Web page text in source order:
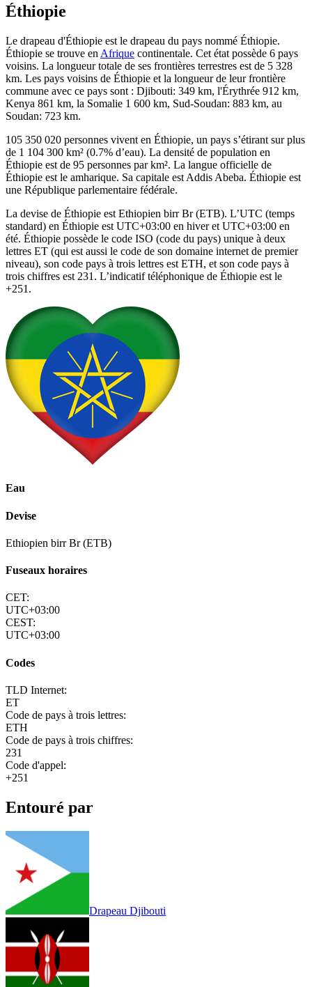
Éthiopie
Le drapeau d'Éthiopie est le drapeau du pays nommé Éthiopie.
Éthiopie se trouve en Afrique continentale. Cet état possède 6 pays
voisins. La longueur totale de ses frontières terrestres est de 5 328
km. Les pays voisins de Éthiopie et la longueur de leur frontière
commune avec ce pays sont : Djibouti: 349 km, l'Érythrée 912 km,
Kenya 861 km, la Somalie 1 600 km, Sud-Soudan: 883 km, au
Soudan: 723 km.
105 350 020 personnes vivent en Éthiopie, un pays s’étirant sur plus
de 1 104 300 km² (0.7% d’eau). La densité de population en
Éthiopie est de 95 personnes par km². La langue officielle de
Éthiopie est le amharique. Sa capitale est Addis Abeba. Éthiopie est
une République parlementaire fédérale.
La devise de Éthiopie est Ethiopien birr Br (ETB). L’UTC (temps
standard) en Éthiopie est UTC+03:00 en hiver et UTC+03:00 en
été. Éthiopie possède le code ISO (code du pays) unique à deux
lettres ET (qui est aussi le code de son domaine internet de premier
niveau), son code pays à trois lettres est ETH, et son code pays à
trois chiffres est 231. L’indicatif téléphonique de Éthiopie est le
+251.
Eau
Devise
Ethiopien birr Br (ETB)
Fuseaux horaires
CET:
UTC+03:00
CEST:
UTC+03:00
Codes
TLD Internet:
ET
Code de pays à trois lettres:
ETH
Code de pays à trois chiffres:
231
Code d'appel:
+251
Entouré par
Drapeau Djibouti